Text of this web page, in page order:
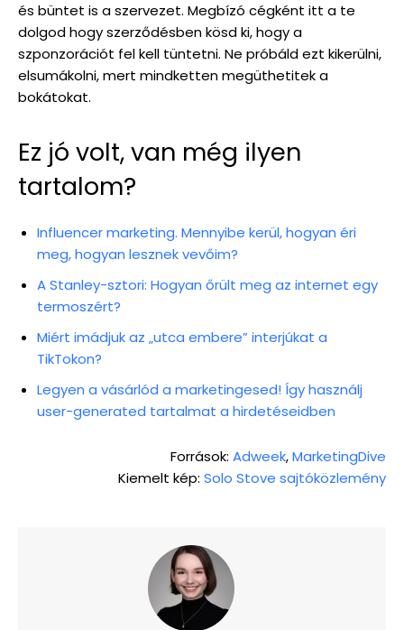
és büntet is a szervezet. Megbízó cégként itt a te
dolgod hogy szerződésben kösd ki, hogy a
szponzorációt fel kell tüntetni. Ne próbáld ezt kikerülni,
elsumákolni, mert mindketten megüthetitek a
bokátokat.
Ez jó volt, van még ilyen
tartalom?
Influencer marketing. Mennyibe kerül, hogyan éri
meg, hogyan lesznek vevőim?
A Stanley-sztori: Hogyan őrült meg az internet egy
termoszért?
Miért imádjuk az „utca embere” interjúkat a
TikTokon?
Legyen a vásárlód a marketingesed! Így használj
user-generated tartalmat a hirdetéseidben
Források: Adweek,MarketingDive
Kiemelt kép: Solo Stove sajtóközlemény